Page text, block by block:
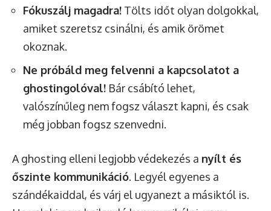
Fókuszálj magadra! Tölts időt olyan dolgokkal,
amiket szeretsz csinálni, és amik örömet
okoznak.
Ne próbáld meg felvenni a kapcsolatot a
ghostingolóval! Bár csábító lehet,
valószínűleg nem fogsz választ kapni, és csak
még jobban fogsz szenvedni.
A ghosting elleni legjobb védekezés a nyílt és
őszinte kommunikáció. Legyél egyenes a
szándékaiddal, és várj el ugyanezt a másiktól is.